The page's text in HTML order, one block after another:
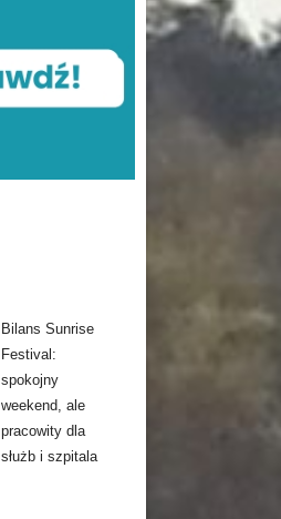
Bilans Sunrise
Festival:
spokojny
weekend, ale
pracowity dla
służb i szpitala